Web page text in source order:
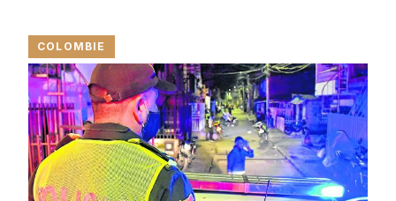
COLOMBIE